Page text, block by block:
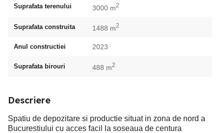
Suprafata terenului 3000 m2
Suprafata construita 1488 m2
Anul constructiei 2023
Suprafata birouri 488 m2
Descriere
Spatiu de depozitare si productie situat in zona de nord a
Bucurestiului cu acces facil la soseaua de centura